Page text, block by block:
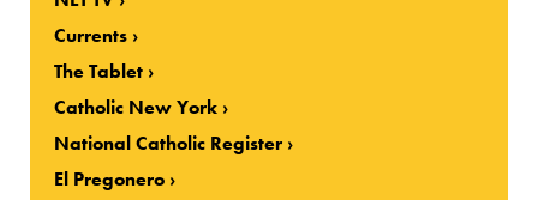
Currents
The Tablet
Catholic New York
National Catholic Register
El Pregonero